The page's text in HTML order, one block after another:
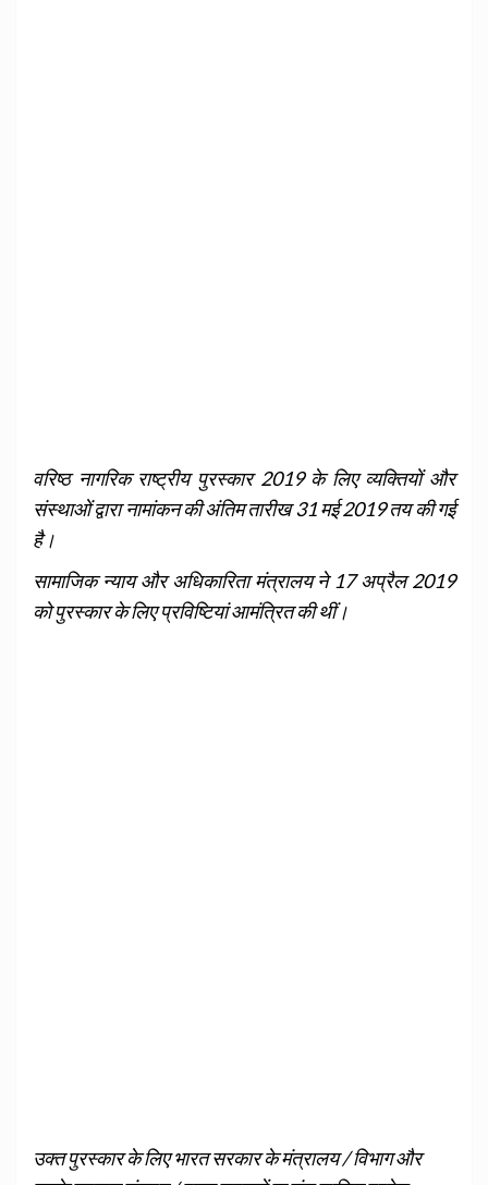
वरिष्‍ठ नागरिक राष्‍ट्रीय पुरस्‍कार 2019 के लिए व्‍यक्‍तियों और
संस्‍थाओं द्वारा नामांकन की अंतिम तारीख 31 मई 2019 तय की गई
है।
सामाजिक न्‍याय और अधिकारिता मंत्रालय ने 17 अप्रैल 2019
को पुरस्‍कार के लिए प्रविष्टियां आमंत्रित की थीं।
उक्त पुरस्‍कार के लिए भारत सरकार के मंत्रालय / विभाग और